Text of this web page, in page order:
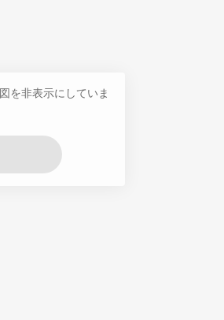
を非表示にしていま